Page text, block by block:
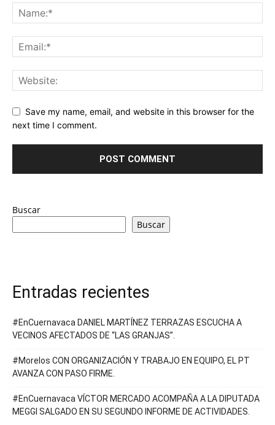
Save my name, email, and website in this browser for the
next time I comment.
Buscar
Buscar
Entradas recientes
#EnCuernavaca DANIEL MARTÍNEZ TERRAZAS ESCUCHA A
VECINOS AFECTADOS DE “LAS GRANJAS”.
#Morelos CON ORGANIZACIÓN Y TRABAJO EN EQUIPO, EL PT
AVANZA CON PASO FIRME.
#EnCuernavaca VÍCTOR MERCADO ACOMPAÑA A LA DIPUTADA
MEGGI SALGADO EN SU SEGUNDO INFORME DE ACTIVIDADES.